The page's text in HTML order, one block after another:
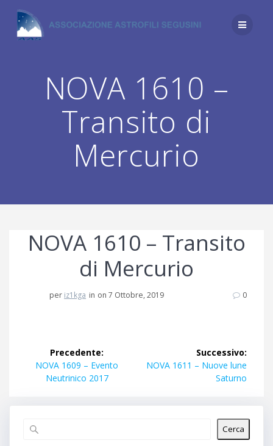
contenuto
NOVA 1610 –
Transito di
Mercurio
NOVA 1610 – Transito
di Mercurio
per iz1kga in on 7 Ottobre, 2019 0
Navigazione
articoli
Precedente:
Articolo
precedente:
NOVA 1609 – Evento
Neutrinico 2017
Successivo:
Articolo
NOVA 1611 – Nuove lune
Saturno
Cerca